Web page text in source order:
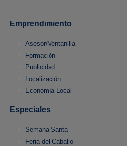
Emprendimiento
Asesor/Ventanilla
Formación
Publicidad
Localización
Economía Local
Especiales
Semana Santa
Feria del Caballo